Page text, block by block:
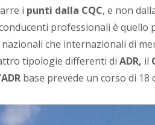
i punti dalla CQC, e non
professionali è quello
che internazionali di
tipologie differenti di ADR, il
ADRbase prevede un corso di 18